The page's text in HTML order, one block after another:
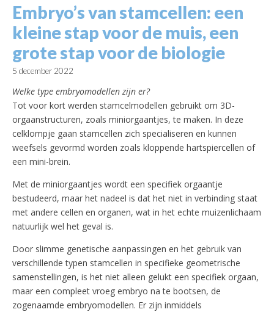
Embryo’s van stamcellen: een
kleine stap voor de muis, een
grote stap voor de biologie
5 december 2022
Welke type embryomodellen zijn er?
Tot voor kort werden stamcelmodellen gebruikt om 3D-
orgaanstructuren, zoals miniorgaantjes, te maken. In deze
celklompje gaan stamcellen zich specialiseren en kunnen
weefsels gevormd worden zoals kloppende hartspiercellen of
een mini-brein.
Met de miniorgaantjes wordt een specifiek orgaantje
bestudeerd, maar het nadeel is dat het niet in verbinding staat
met andere cellen en organen, wat in het echte muizenlichaam
natuurlijk wel het geval is.
Door slimme genetische aanpassingen en het gebruik van
verschillende typen stamcellen in specifieke geometrische
samenstellingen, is het niet alleen gelukt een specifiek orgaan,
maar een compleet vroeg embryo na te bootsen, de
zogenaamde embryomodellen. Er zijn inmiddels